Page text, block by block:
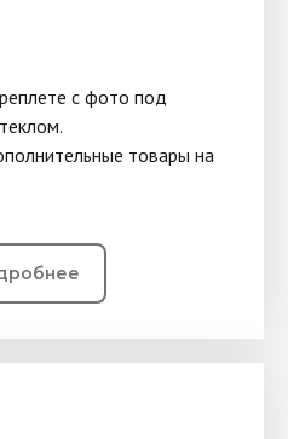
с фото под
товары на